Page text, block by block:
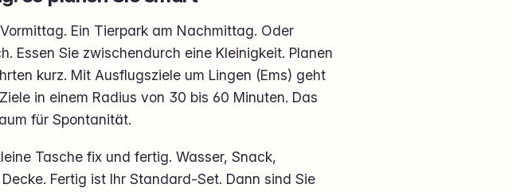
Ein Tierpark am Nachmittag. Oder
Essen Sie zwischendurch eine Kleinigkeit. Planen
kurz. Mit Ausflugsziele um Lingen (Ems) geht
in einem Radius von 30 bis 60 Minuten. Das
für Spontanität.
Tasche fix und fertig. Wasser, Snack,
Fertig ist Ihr Standard-Set. Dann sind Sie